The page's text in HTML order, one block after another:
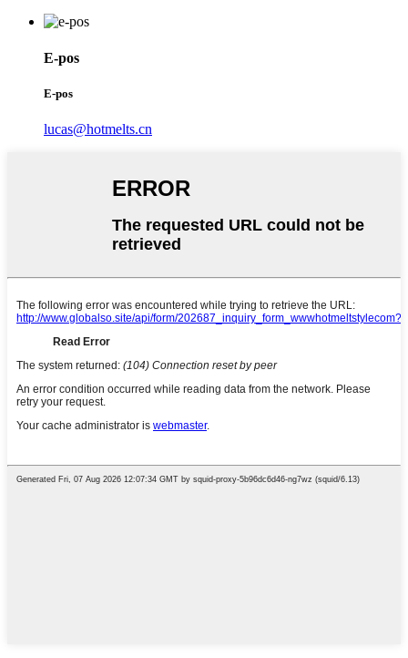
E-pos
E-pos
lucas@hotmelts.cn